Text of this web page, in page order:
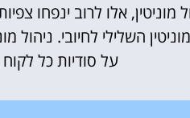
מוניטין, אלו לרוב ינפחו
השלילי לחיובי. ניהול
על סודיות כל